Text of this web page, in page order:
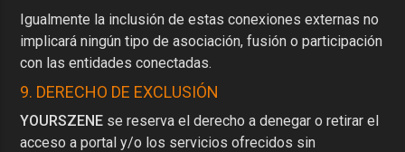
Igualmente la inclusión de estas conexiones externas no
implicará ningún tipo de asociación, fusión o participación
con las entidades conectadas.
9. DERECHO DE EXCLUSIÓN
YOURSZENE se reserva el derecho a denegar o retirar el
acceso a portal y/o los servicios ofrecidos sin